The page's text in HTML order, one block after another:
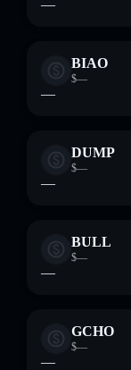
—
BIAO
$—
—
DUMP
$—
—
BULL
$—
—
GCHO
$—
—